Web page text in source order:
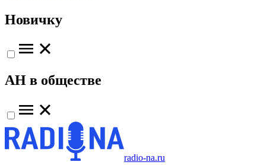
Новичку
АН в обществе
radio-na.ru